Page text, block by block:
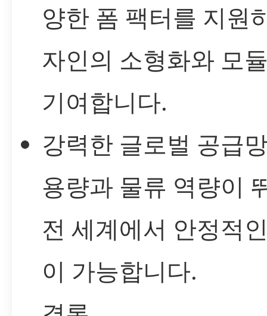
양한 폼 팩터를 지원
자인의 소형화와 모
기여합니다.
강력한 글로벌 공급
용량과 물류 역량이
전 세계에서 안정적
이 가능합니다.